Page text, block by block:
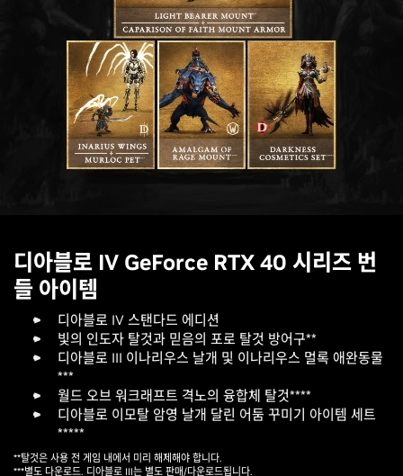
디아블로 IV GeForce RTX 40 시리즈 번
들 아이템
디아블로 IV 스탠다드 에디션
빛의 인도자 탈것과 믿음의 포로 탈것 방어구**
디아블로 III 이나리우스 날개 및 이나리우스 멀록 애완동물
***
월드 오브 워크래프트 격노의 융합체 탈것****
디아블로 이모탈 암영 날개 달린 어둠 꾸미기 아이템 세트
*****
**탈것은 사용 전 게임 내에서 미리 해제해야 합니다.
***별도 다운로드. 디아블로 III는 별도 판매/다운로드됩니다.